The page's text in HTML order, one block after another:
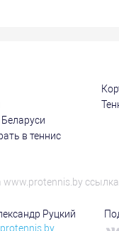
в теннис
Руцкий